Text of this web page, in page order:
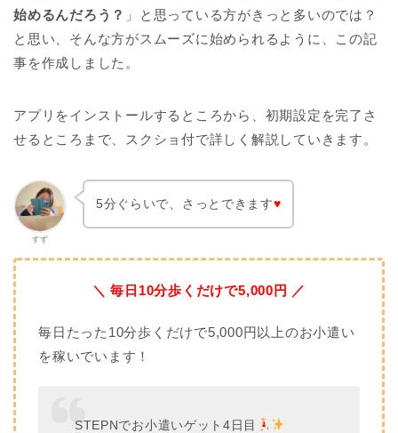
始めるんだろう？ 」と思っている方がきっと多いのでは？
と思い、そんな方がスムーズに始められるように、この記
事を作成しました。
アプリをインストールするところから、初期設定を完了さ
せるところまで、スクショ付で詳しく解説していきます。
すず
5分ぐらいで、さっとできます♥
＼ 毎日10分歩くだけで5,000円 ／
毎日たった10分歩くだけで5,000円以上のお小遣い
を稼いでいます！
STEPNでお小遣いゲット4日目